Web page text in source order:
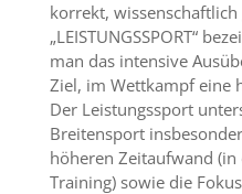
korrekt,
„LEISTUNGSSPORT“
man das intensive
Ziel, im Wettkampf eine
Der Leistungssport
Breitensport
höheren Zeitaufwand (in
Training) sowie die